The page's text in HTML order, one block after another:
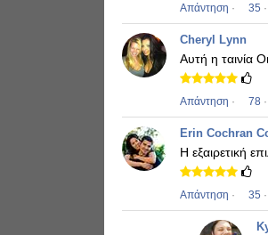
Απάντηση · 35 ·
Cheryl Lynn
Αυτή η ταινία
Απάντηση · 78 ·
Erin Cochran
Η εξαιρετική
Απάντηση · 35 ·